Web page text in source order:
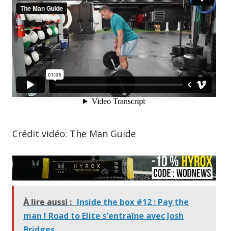
Crédit vidéo: The Man Guide
À lire aussi : Inside the box #12 : Pay the
man ! Road to Elite s'entraîne avec Josh